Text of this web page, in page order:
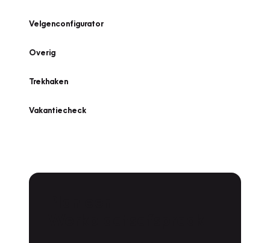
Velgenconfigurator
Overig
Trekhaken
Vakantiecheck